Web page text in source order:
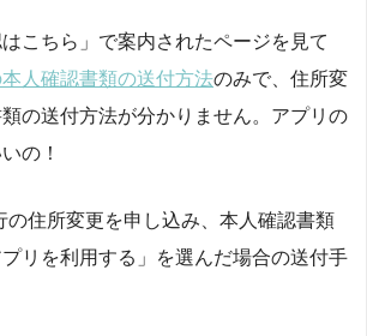
はこちら」で案内されたページを見て
人確認書類の送付方法のみで、住所変
の送付方法が分かりません。アプリの
の！
の住所変更を申し込み、本人確認書類
リを利用する」を選んだ場合の送付手